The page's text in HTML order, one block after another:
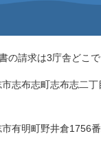
の請求は3庁舎どこで
志布志町志布志二
有明町野井倉